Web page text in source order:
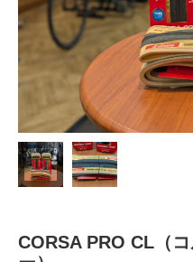
CORSA PRO CL（